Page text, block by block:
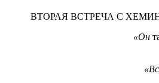
ВТОРАЯ ВСТРЕЧА С
«Он